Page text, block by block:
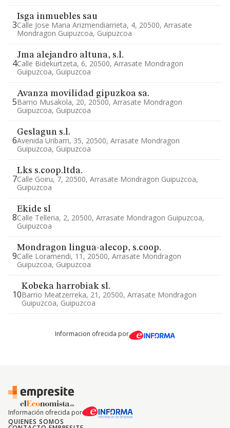
3
Isga inmuebles sau
Calle Jose Maria Arizmendiarrieta, 4, 20500, Arrasate
Mondragon Guipuzcoa, Guipuzcoa
4
Jma alejandro altuna, s.l.
Calle Bidekurtzeta, 6, 20500, Arrasate Mondragon
Guipuzcoa, Guipuzcoa
5
Avanza movilidad gipuzkoa sa.
Barrio Musakola, 20, 20500, Arrasate Mondragon
Guipuzcoa, Guipuzcoa
6
Geslagun s.l.
Avenida Uribarri, 35, 20500, Arrasate Mondragon
Guipuzcoa, Guipuzcoa
7
Lks s.coop.ltda.
Calle Goiru, 7, 20500, Arrasate Mondragon Guipuzcoa,
Guipuzcoa
8
Ekide sl
Calle Telleria, 2, 20500, Arrasate Mondragon Guipuzcoa,
Guipuzcoa
9
Mondragon lingua-alecop, s.coop.
Calle Loramendi, 11, 20500, Arrasate Mondragon
Guipuzcoa, Guipuzcoa
10
Kobeka harrobiak sl.
Barrio Meatzerreka, 21, 20500, Arrasate Mondragon
Guipuzcoa, Guipuzcoa
Informacion ofrecida por
Información ofrecida por
QUIENES SOMOS